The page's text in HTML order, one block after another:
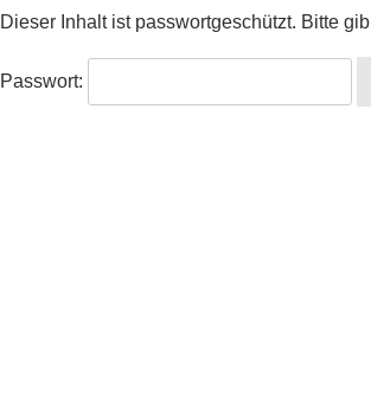
Dieser Inhalt ist passwortgeschützt. Bitte
Passwort: